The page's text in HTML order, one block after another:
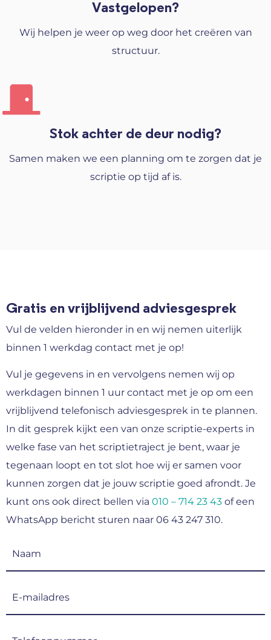
Vastgelopen?
Wij helpen je weer op weg door het creëren van
structuur.
Stok achter de deur nodig?
Samen maken we een planning om te zorgen dat je
scriptie op tijd af is.
Gratis en vrijblijvend adviesgesprek
Vul de velden hieronder in en wij nemen uiterlijk
binnen 1 werkdag contact met je op!
Vul je gegevens in en vervolgens nemen wij op
werkdagen binnen 1 uur contact met je op om een
vrijblijvend telefonisch adviesgesprek in te plannen.
In dit gesprek kijkt een van onze scriptie-experts in
welke fase van het scriptietraject je bent, waar je
tegenaan loopt en tot slot hoe wij er samen voor
kunnen zorgen dat je jouw scriptie goed afrondt. Je
kunt ons ook direct bellen via 010 – 714 23 43 of een
WhatsApp bericht sturen naar 06 43 247 310.